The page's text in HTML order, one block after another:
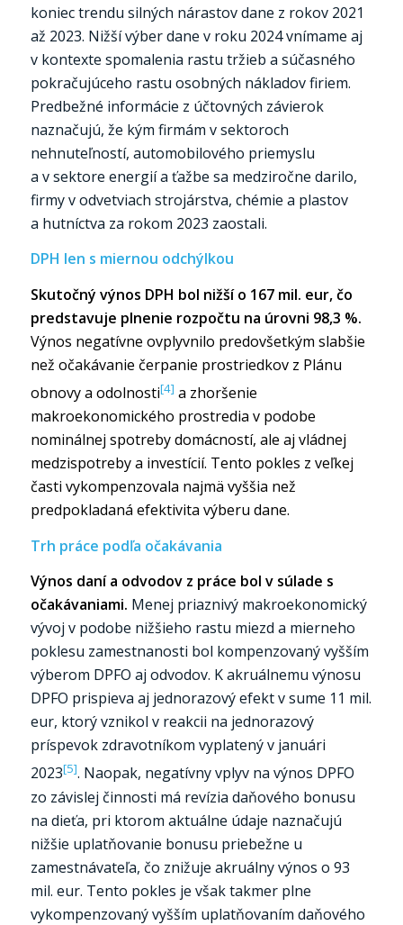
koniec trendu silných nárastov dane z rokov 2021
až 2023. Nižší výber dane v roku 2024 vnímame aj
v kontexte spomalenia rastu tržieb a súčasného
pokračujúceho rastu osobných nákladov firiem.
Predbežné informácie z účtovných závierok
naznačujú, že kým firmám v sektoroch
nehnuteľností, automobilového priemyslu
a v sektore energií a ťažbe sa medziročne darilo,
firmy v odvetviach strojárstva, chémie a plastov
a hutníctva za rokom 2023 zaostali.
DPH len s miernou odchýlkou
Skutočný výnos DPH bol nižší o 167 mil. eur, čo
predstavuje plnenie rozpočtu na úrovni 98,3 %.
Výnos negatívne ovplyvnilo predovšetkým slabšie
než očakávanie čerpanie prostriedkov z Plánu
obnovy a odolnosti[4] a zhoršenie
makroekonomického prostredia v podobe
nominálnej spotreby domácností, ale aj vládnej
medzispotreby a investícií. Tento pokles z veľkej
časti vykompenzovala najmä vyššia než
predpokladaná efektivita výberu dane.
Trh práce podľa očakávania
Výnos daní a odvodov z práce bol v súlade s
očakávaniami. Menej priaznivý makroekonomický
vývoj v podobe nižšieho rastu miezd a mierneho
poklesu zamestnanosti bol kompenzovaný vyšším
výberom DPFO aj odvodov. K akruálnemu výnosu
DPFO prispieva aj jednorazový efekt v sume 11 mil.
eur, ktorý vznikol v reakcii na jednorazový
príspevok zdravotníkom vyplatený v januári
2023[5]. Naopak, negatívny vplyv na výnos DPFO
zo závislej činnosti má revízia daňového bonusu
na dieťa, pri ktorom aktuálne údaje naznačujú
nižšie uplatňovanie bonusu priebežne u
zamestnávateľa, čo znižuje akruálny výnos o 93
mil. eur. Tento pokles je však takmer plne
vykompenzovaný vyšším uplatňovaním daňového